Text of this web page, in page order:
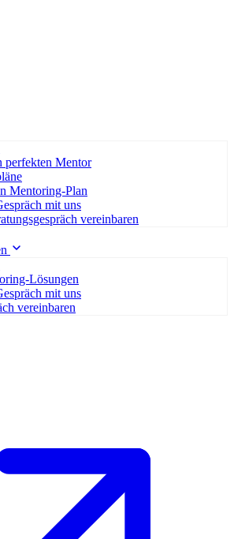
perfekten Mentor
Mentoring-Plan
mit uns
vereinbaren
Lösungen
mit uns
vereinbaren